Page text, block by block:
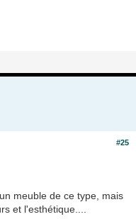
#25
meuble de ce type, mais
et l'esthétique....